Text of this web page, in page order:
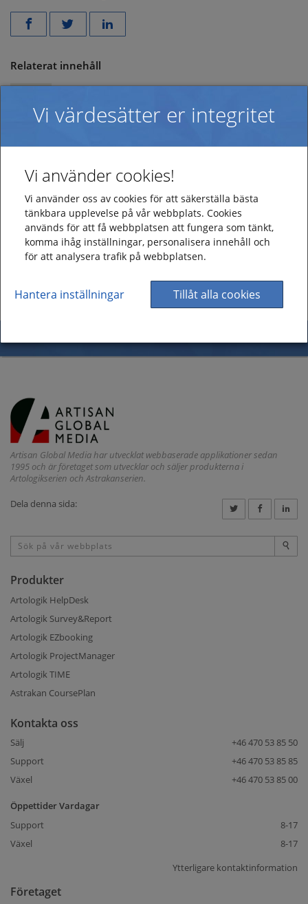
Relaterat innehåll
Förnyad ISO-27001-certifiering 2023
Vi är nya medlemmar i Swedish Edtech
Artisan Global Media har utvecklat webbaserade applikationer sedan
1995 och är företaget som utvecklar och säljer produkterna i
Artologikserien och Astrakanserien.
Dela denna sida:
Produkter
Artologik HelpDesk
Artologik Survey&Report
Artologik EZbooking
Artologik ProjectManager
Artologik TIME
Astrakan CoursePlan
Kontakta oss
Sälj
+46 470 53 85 50
Support
+46 470 53 85 85
Växel
+46 470 53 85 00
Öppettider Vardagar
Support
8-17
Växel
8-17
Ytterligare kontaktinformation
Företaget
Vi värdesätter er integritet
Vi använder cookies!
Vi använder oss av cookies för att säkerställa bästa
tänkbara upplevelse på vår webbplats. Cookies
används för att få webbplatsen att fungera som tänkt,
komma ihåg inställningar, personalisera innehåll och
för att analysera trafik på webbplatsen.
Hantera inställningar Tillåt alla cookies